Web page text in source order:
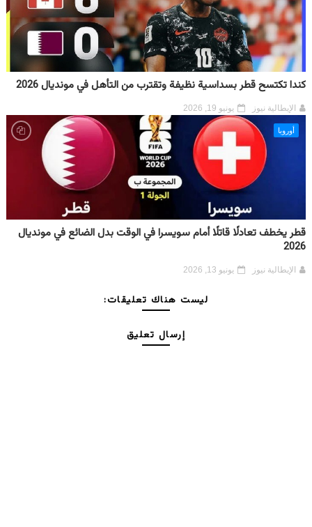
كندا تكتسح قطر بسداسية نظيفة وتقترب من التأهل في مونديال 2026
الإيطالية نيوز يونيو 19, 2026
أوروبا
قطر يخطف تعادلًا قاتلًا أمام سويسرا في الوقت بدل الضائع في مونديال
2026
الإيطالية نيوز يونيو 13, 2026
ليست هناك تعليقات:
إرسال تعليق